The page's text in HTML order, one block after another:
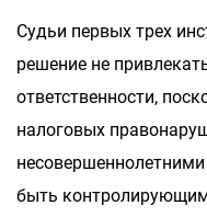
Судьи первых трех
решение не
ответственности,
налоговых
быть